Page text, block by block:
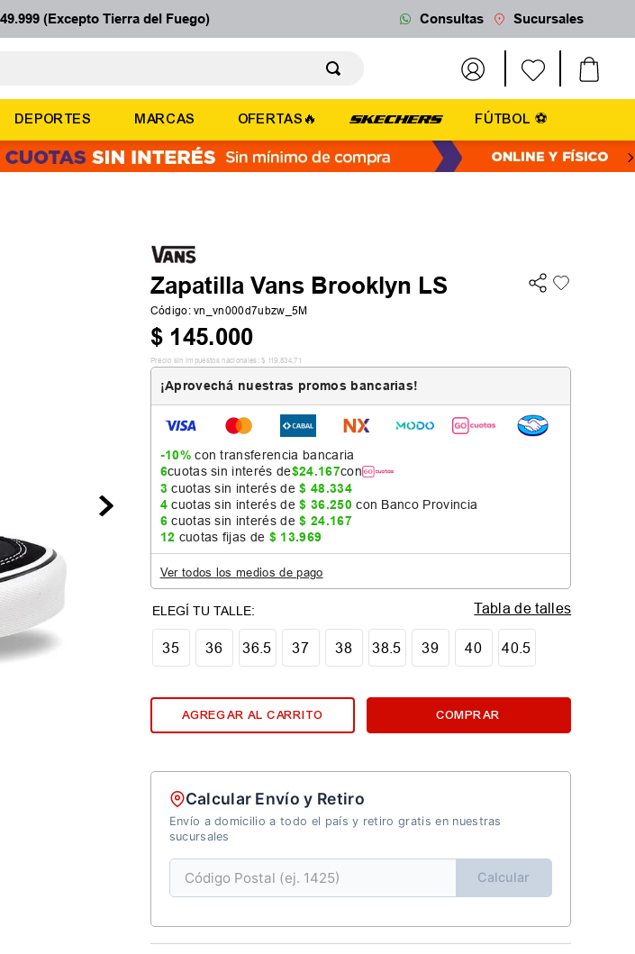
(Excepto Tierra del Fuego) Consultas Sucursales
DEPORTES MARCAS OFERTAS🔥 FÚTBOL ⚽
Zapatilla Vans Brooklyn LS
Código:vn_vn000d7ubzw_5M
$ 145.000
Precio sin impuestos nacionales: $ 119 .834,71
¡Aprovechá nuestras promos bancarias!
-10%con transferencia bancaria
6cuotas sin interés de$24.167con
3cuotas sin interés de$ 48.334
4cuotas sin interés de$ 36.250 con Banco Provincia
6cuotas sin interés de$ 24.167
12 cuotas fijas de $ 13.969
Ver todos los medios de pago
35 36 36.5 37 38 38.5 39 40 40.5
Tabla de talles
AGREGAR AL CARRITO COMPRAR
Calcular Envío y Retiro
Envío a domicilio a todo el país y retiro gratis en nuestras
sucursales
Calcular